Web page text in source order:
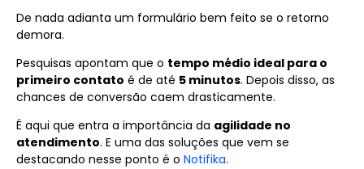
De nada adianta um formulário bem feito se o retorno
demora.
Pesquisas apontam que o tempo médio ideal para o
primeiro contato é de até 5 minutos. Depois disso, as
chances de conversão caem drasticamente.
É aqui que entra a importância da agilidade no
atendimento. E uma das soluções que vem se
destacando nesse ponto é o Notifika.